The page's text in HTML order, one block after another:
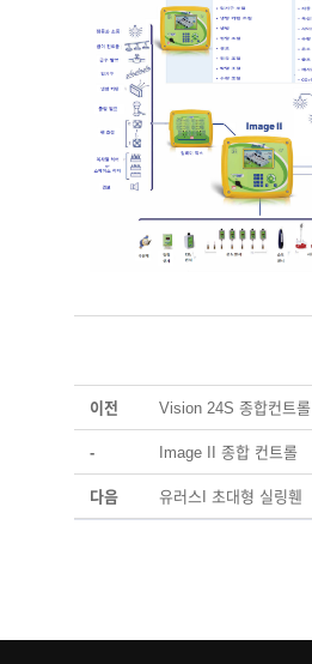
이전 Vision 24S 종합컨트롤
- Image II 종합 컨트롤
다음 유러스I 초대형 실링휀